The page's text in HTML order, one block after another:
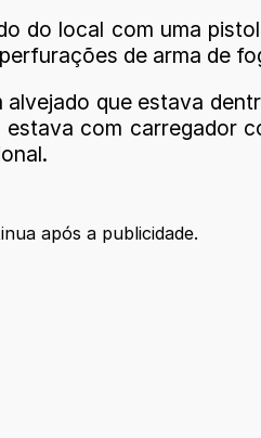
do local com uma
de arma de
que estava
com carregador
após a publicidade.